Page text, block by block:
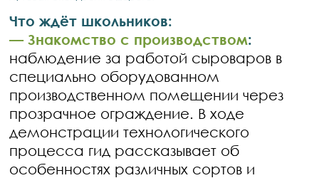
Что ждёт школьников:
— Знакомство с производством:
наблюдение за работой сыроваров в
специально оборудованном
производственном помещении через
прозрачное ограждение. В ходе
демонстрации технологического
процесса гид рассказывает об
особенностях различных сортов и